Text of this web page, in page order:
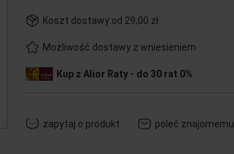
Koszt dostawy:od 29,00 zł
Możliwość dostawy z wniesieniem
Kup z Alior Raty - do 30 rat 0%
zapytaj o produkt poleć znajomemu